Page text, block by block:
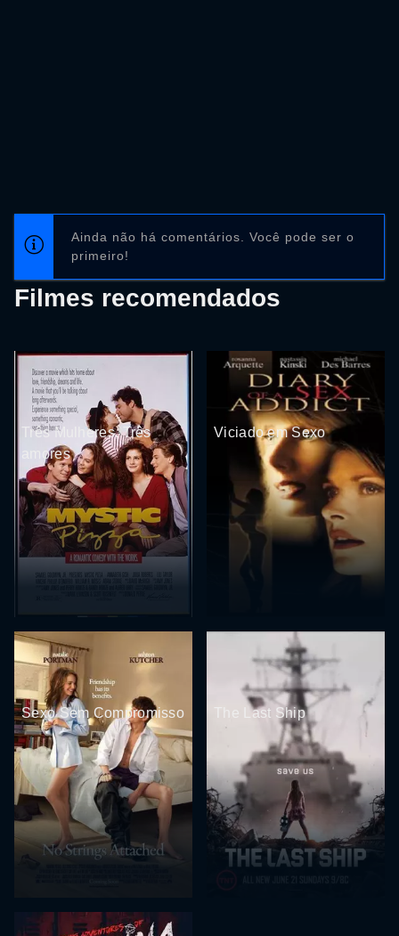
Ainda não há comentários. Você pode ser o
primeiro!
Filmes recomendados
Três Mulheres, Três
amores
Viciado em Sexo
Sexo Sem Compromisso The Last Ship